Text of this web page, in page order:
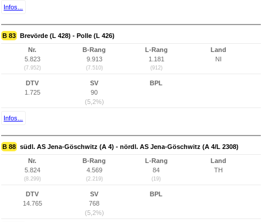
Infos...
B 83 Brevörde (L 428) - Polle (L 426)
Nr.
5.823
(7.952)
B-Rang
9.913
(7.510)
L-Rang
1.181
(912)
Land
NI
DTV
1.725
SV
90
(5,2%)
BPL
Infos...
B 88 südl. AS Jena-Göschwitz (A 4) - nördl. AS Jena-Göschwitz (A 4/L 2308)
Nr.
5.824
(8.299)
B-Rang
4.569
(2.219)
L-Rang
84
(19)
Land
TH
DTV
14.765
SV
768
(5,2%)
BPL